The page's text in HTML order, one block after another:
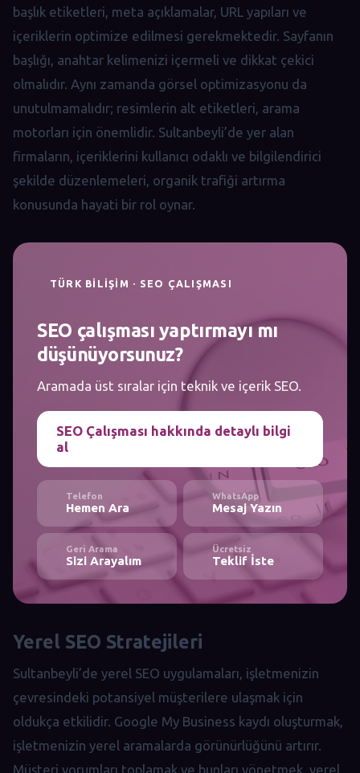
başlık etiketleri, meta açıklamalar, URL yapıları ve
içeriklerin optimize edilmesi gerekmektedir. Sayfanın
başlığı, anahtar kelimenizi içermeli ve dikkat çekici
olmalıdır. Aynı zamanda görsel optimizasyonu da
unutulmamalıdır; resimlerin alt etiketleri, arama
motorları için önemlidir. Sultanbeyli’de yer alan
firmaların, içeriklerini kullanıcı odaklı ve bilgilendirici
şekilde düzenlemeleri, organik trafiği artırma
konusunda hayati bir rol oynar.
TÜRK BILIŞIM · SEO ÇALIŞMASI
SEO çalışması yaptırmayı mı
düşünüyorsunuz?
Aramada üst sıralar için teknik ve içerik SEO.
SEO Çalışması hakkında detaylı bilgi
al
Telefon
Hemen Ara
WhatsApp
Mesaj Yazın
Geri Arama
Sizi Arayalım
Ücretsiz
Teklif İste
Yerel SEO Stratejileri
Sultanbeyli’de yerel SEO uygulamaları, işletmenizin
çevresindeki potansiyel müşterilere ulaşmak için
oldukça etkilidir. Google My Business kaydı oluşturmak,
işletmenizin yerel aramalarda görünürlüğünü artırır.
Müşteri yorumları toplamak ve bunları yönetmek, yerel